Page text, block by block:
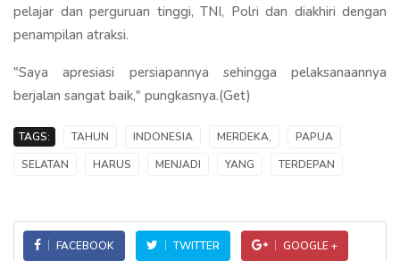
pelajar dan perguruan tinggi, TNI, Polri dan diakhiri dengan
penampilan atraksi.
"Saya apresiasi persiapannya sehingga pelaksanaannya
berjalan sangat baik," pungkasnya.(Get)
TAGS: TAHUN INDONESIA MERDEKA,
PAPUA
SELATAN
HARUS MENJADI YANG TERDEPAN
FACEBOOK TWITTER GOOGLE +